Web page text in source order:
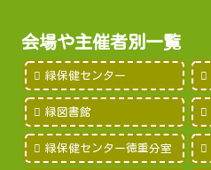
会場や主催者別一覧
緑保健センター
緑図書館
緑保健センター徳重分室